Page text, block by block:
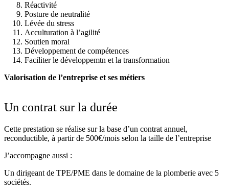
Réactivité
Posture de neutralité
Lévée du stress
Acculturation à l’agilité
Soutien moral
Développement de compétences
Faciliter le développemtn et la transformation
Valorisation de l’entreprise et ses métiers
Un contrat sur la durée
Cette prestation se réalise sur la base d’un contrat annuel,
reconductible, à partir de 500€/mois selon la taille de l’entreprise
J’accompagne aussi :
Un dirigeant de TPE/PME dans le domaine de la plomberie avec 5
sociétés.